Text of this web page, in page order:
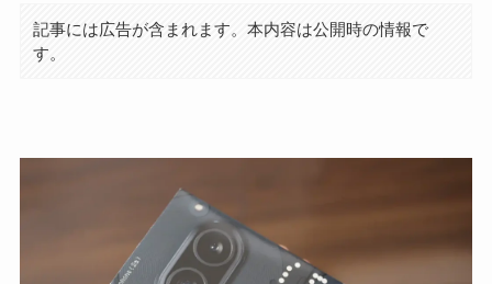
記事には広告が含まれます。本内容は公開時の情報で
す。